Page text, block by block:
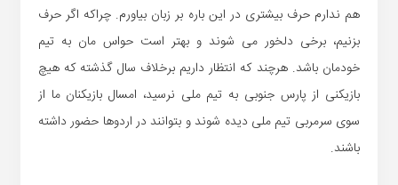
هم ندارم حرف بیشتری در این باره بر زبان بیاورم. چراکه اگر حرف
بزنیم، برخی دلخور می شوند و بهتر است حواس مان به تیم
خودمان باشد. هرچند که انتظار داریم برخلاف سال گذشته که هیچ
بازیکنی از پارس جنوبی به تیم ملی نرسید، امسال بازیکنان ما از
سوی سرمربی تیم ملی دیده شوند و بتوانند در اردوها حضور داشته
باشند.